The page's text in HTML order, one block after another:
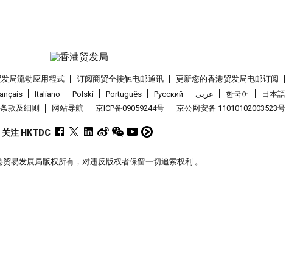
局流动应用程式 订阅商贸全接触电邮通讯 更新您的香港贸发局电邮订阅
Italiano Polski Português Pусский عربى 한국어
日本語
款及细则 网站导航 京ICP备09059244号 京公网安备 11010102003523号
关注 HKTDC
贸易发展局版权所有，对违反版权者保留一切追索权利 。